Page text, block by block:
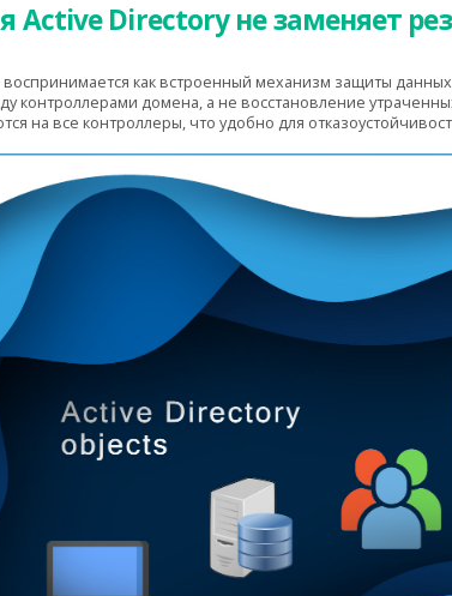
Active Directory не заменяет
воспринимается как встроенный механизм защиты
контроллерами домена, а не восстановление
на все контроллеры, что удобно для